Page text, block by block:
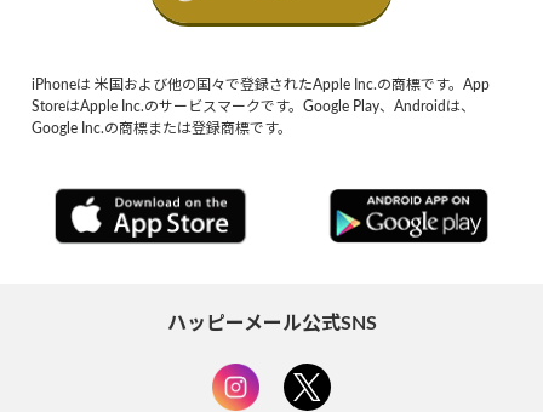
iPhoneは 米国および他の国々で登録されたApple Inc.の商標です。App
StoreはApple Inc.のサービスマークです。Google Play、Androidは、
Google Inc.の商標または登録商標です。
ハッピーメール公式SNS